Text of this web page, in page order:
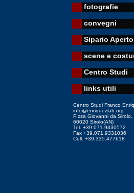
fotografie
convegni
Sipario Aperto
scene e
Centro Studi
links utili
Centro Studi Franco
info@enriquezlab.org
P.zza Giovanni da Sirolo,
60020 Sirolo(AN)
Tel. +39.071.9330572
Fax +39.071.9331036
Cell. +39.335.477618